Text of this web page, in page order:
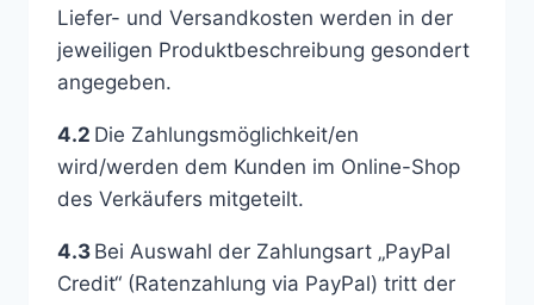
Liefer- und Versandkosten werden in der
jeweiligen Produktbeschreibung gesondert
angegeben.
4.2 Die Zahlungsmöglichkeit/en
wird/werden dem Kunden im Online-Shop
des Verkäufers mitgeteilt.
4.3 Bei Auswahl der Zahlungsart „PayPal
Credit“ (Ratenzahlung via PayPal) tritt der